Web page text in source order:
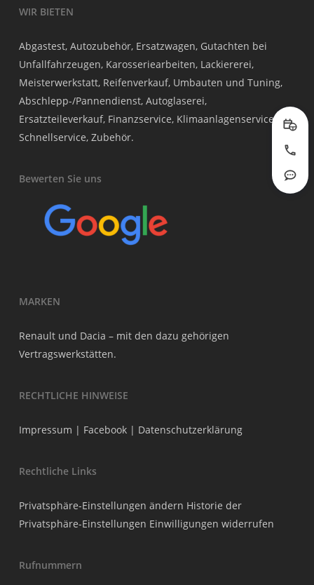
WIR BIETEN
Abgastest, Autozubehör, Ersatzwagen, Gutachten bei
Unfallfahrzeugen, Karosseriearbeiten, Lackiererei,
Meisterwerkstatt, Reifenverkauf, Umbauten und Tuning,
Abschlepp-/Pannendienst, Autoglaserei,
Ersatzteileverkauf, Finanzservice, Klimaanlagenservice,
Schnellservice, Zubehör.
Bewerten Sie uns
MARKEN
Renault und Dacia – mit den dazu gehörigen
Vertragswerkstätten.
RECHTLICHE HINWEISE
Impressum | Facebook| Datenschutzerklärung
Rechtliche Links
Privatsphäre-Einstellungen ändern Historie der
Privatsphäre-Einstellungen Einwilligungen widerrufen
Rufnummern
Jetzt